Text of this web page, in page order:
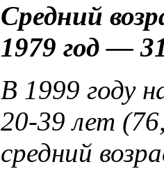
Средний
1979 год —
В 1999 году
20-39 лет
средний